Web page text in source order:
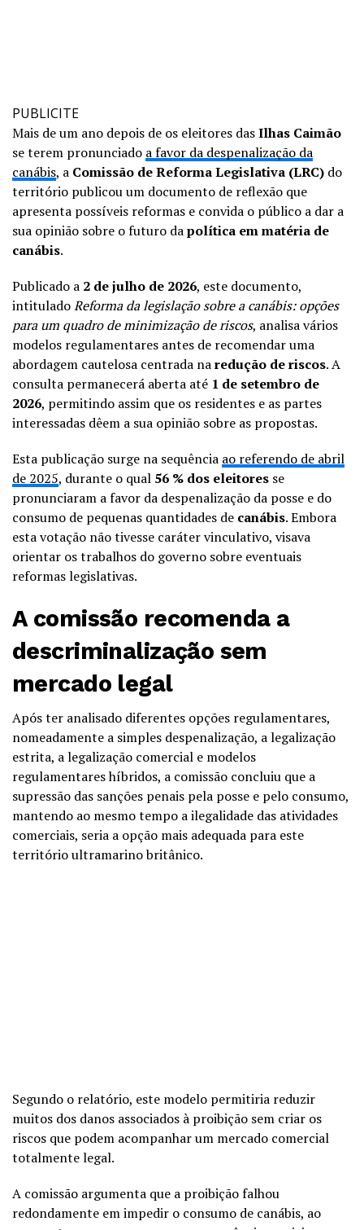
PUBLICITE
Mais de um ano depois de os eleitores dasIlhas Caimão
se terem pronunciado a favor da despenalização da
canábis, a Comissão de Reforma Legislativa (LRC) do
território publicou um documento de reflexão que
apresenta possíveis reformas e convida o público a dar a
sua opinião sobre o futuro dapolítica em matéria de
canábis.
Publicado a 2 de julho de 2026, este documento,
intituladoReforma da legislação sobre a canábis: opções
para um quadro de minimização de riscos, analisa vários
modelos regulamentares antes de recomendar uma
abordagem cautelosa centrada naredução de riscos. A
consulta permanecerá aberta até 1 de setembro de
2026, permitindo assim que os residentes e as partes
interessadas dêem a sua opinião sobre as propostas.
Esta publicação surge na sequência ao referendo de abril
de 2025, durante o qual 56 % dos eleitores se
pronunciaram a favor da despenalização da posse e do
consumo de pequenas quantidades de canábis. Embora
esta votação não tivesse caráter vinculativo, visava
orientar os trabalhos do governo sobre eventuais
reformas legislativas.
A comissão recomenda a
descriminalização sem
mercado legal
Após ter analisado diferentes opções regulamentares,
nomeadamente a simples despenalização, a legalização
estrita, a legalização comercial e modelos
regulamentares híbridos, a comissão concluiu que a
supressão das sanções penais pela posse e pelo consumo,
mantendo ao mesmo tempo a ilegalidade das atividades
comerciais, seria a opção mais adequada para este
território ultramarino britânico.
Segundo o relatório, este modelo permitiria reduzir
muitos dos danos associados à proibição sem criar os
riscos que podem acompanhar um mercado comercial
totalmente legal.
A comissão argumenta que a proibição falhou
redondamente em impedir o consumo de canábis, ao